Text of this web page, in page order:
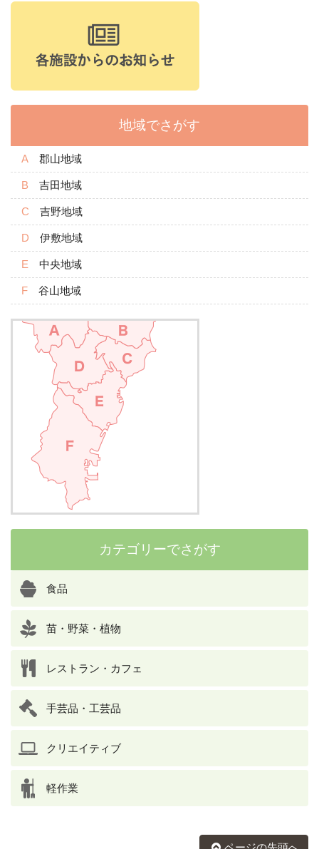
地域でさがす
郡山地域
吉田地域
吉野地域
伊敷地域
中央地域
谷山地域
カテゴリーでさがす
食品
苗・野菜・植物
レストラン・カフェ
手芸品・工芸品
クリエイティブ
軽作業